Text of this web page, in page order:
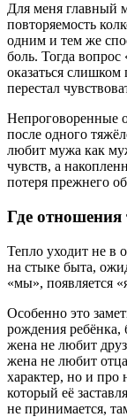
Для меня главный
повторяемость
одним и тем же
боль. Тогда
оказаться
перестал
Непроговоренные
после одного
любит мужа как
чувств, а
потеря прежнего
Где отношения
Тепло уходит не в
на стыке быта,
«мы», появляется
Особенно это
рождения ребёнка,
жена не любит
жена не любит
характер, но и про
который её
не принимается,